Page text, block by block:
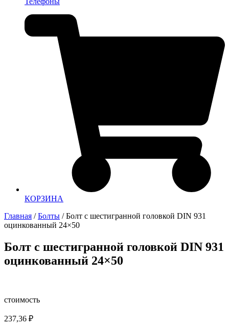
КОРЗИНА
Главная /Болты / Болт с шестигранной головкой DIN 931
оцинкованный 24×50
Болт с шестигранной головкой DIN 931
оцинкованный 24×50
стоимость
237,36 ₽